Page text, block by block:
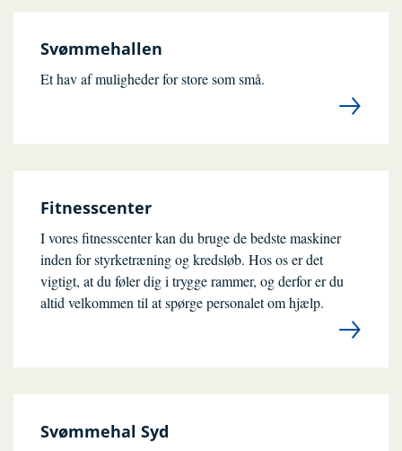
Svømmehallen
Et hav af muligheder for store som små.
Fitnesscenter
I vores fitnesscenter kan du bruge de bedste maskiner
inden for styrketræning og kredsløb. Hos os er det
vigtigt, at du føler dig i trygge rammer, og derfor er du
altid velkommen til at spørge personalet om hjælp.
Svømmehal Syd